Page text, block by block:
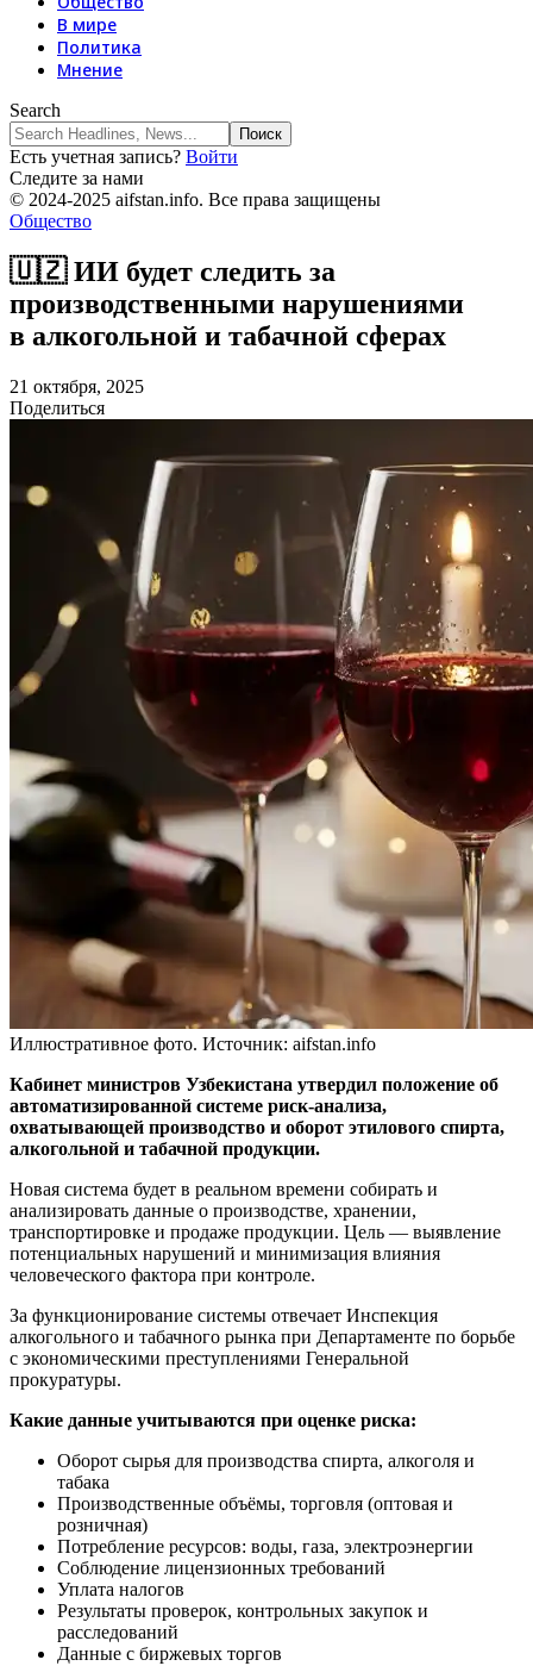
В мире
Политика
Мнение
Search
Есть учетная запись? Войти
Следите за нами
© 2024-2025 aifstan.info. Все права защищены
Общество
🇺🇿 ИИ будет следить за
производственными нарушениями
в алкогольной и табачной сферах
21 октября, 2025
Поделиться
Иллюстративное фото. Источник: aifstan.info
Кабинет министров Узбекистана утвердил положение об
автоматизированной системе риск-анализа,
охватывающей производство и оборот этилового спирта,
алкогольной и табачной продукции.
Новая система будет в реальном времени собирать и
анализировать данные о производстве, хранении,
транспортировке и продаже продукции. Цель — выявление
потенциальных нарушений и минимизация влияния
человеческого фактора при контроле.
За функционирование системы отвечает Инспекция
алкогольного и табачного рынка при Департаменте по борьбе
с экономическими преступлениями Генеральной
прокуратуры.
Какие данные учитываются при оценке риска:
Оборот сырья для производства спирта, алкоголя и
табака
Производственные объёмы, торговля (оптовая и
розничная)
Потребление ресурсов: воды, газа, электроэнергии
Соблюдение лицензионных требований
Уплата налогов
Результаты проверок, контрольных закупок и
расследований
Данные с биржевых торгов